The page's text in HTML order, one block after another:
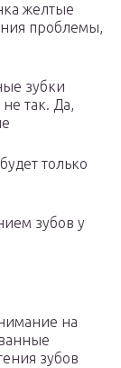
желтые
проблемы,
зубки
так. Да,
только
зубов у
на
зубов